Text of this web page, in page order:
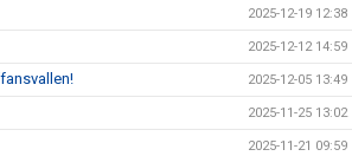
2025-12-19 12:38
2025-12-12 14:59
2025-12-05 13:49
2025-11-25 13:02
2025-11-21 09:59